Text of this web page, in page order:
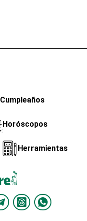
Cumpleaños
Horóscopos
Herramientas